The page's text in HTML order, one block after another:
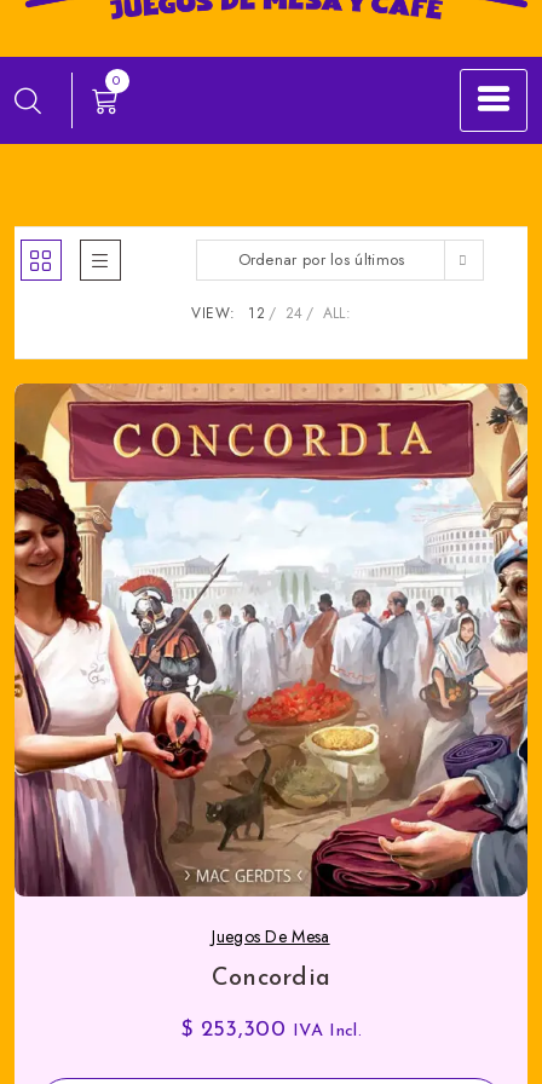
0
Ordenar por los últimos
VIEW: 12 24 ALL:
Juegos De Mesa
Concordia
$ 253,300 IVA Incl.